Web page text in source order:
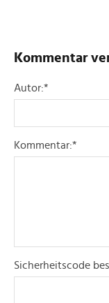
Kommentar
Autor:*
Kommentar:*
Sicherheitscode